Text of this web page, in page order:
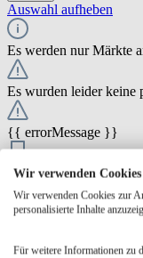
Auswahl aufheben
Es werden nur Märkte
Es wurden leider keine
{{ errorMessage }}
{{
{{ store.label }}
{{ store.street }} {{
{{ store.zipCode }} {{
Wir verwenden Cookies
Wir verwenden Cookies zur
personalisierte Inhalte
Für weitere Informationen zu